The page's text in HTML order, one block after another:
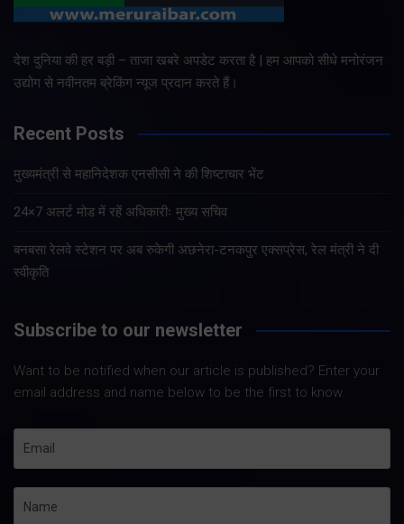
देश दुनिया की हर बड़ी – ताजा खबरे अपडेट करता है | हम आपको सीधे मनोरंजन
उद्योग से नवीनतम ब्रेकिंग न्यूज प्रदान करते हैं।
Recent Posts
मुख्यमंत्री से महानिदेशक एनसीसी ने की शिष्टाचार भेंट
24×7 अलर्ट मोड में रहें अधिकारीः मुख्य सचिव
बनबसा रेलवे स्टेशन पर अब रुकेगी अछनेरा-टनकपुर एक्सप्रेस, रेल मंत्री ने दी
स्वीकृति
Subscribe to our newsletter
Want to be notified when our article is published? Enter your
email address and name below to be the first to know.